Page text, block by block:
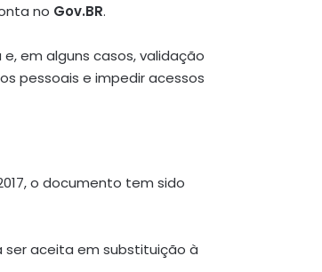
no Gov.BR.
em alguns casos, validação
pessoais e impedir acessos
o documento tem sido
ser aceita em substituição à